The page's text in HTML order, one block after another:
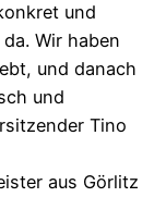
und
Wir haben
und danach
und
Tino
aus Görlitz